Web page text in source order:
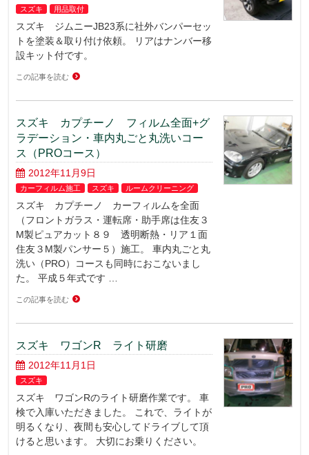
スズキ 用品取付
スズキ ジムニーJB23系に社外バンパーセッ
トを塗装＆取り付け依頼。 リアはナンバー移
設キット付です。
この記事を読む
スズキ カプチーノ フィルム全面+グ
ラデーション・車内丸ごと丸洗いコー
ス（PROコース）
2012年11月9日
カーフィルム施工 スズキ ルームクリーニング
スズキ カプチーノ カーフィルムを全面
（フロントガラス・運転席・助手席は住友３
M製ピュアカット８９ 透明断熱・リア１面
住友３M製パンサー５）施工。 車内丸ごと丸
洗い（PRO）コースも同時におこないまし
た。 平成５年式です …
この記事を読む
スズキ ワゴンR ライト研磨
2012年11月1日
スズキ
スズキ ワゴンRのライト研磨作業です。 車
検で入庫いただきました。 これで、ライトが
明るくなり、夜間も安心してドライブして頂
けると思います。 大切にお乗りください。